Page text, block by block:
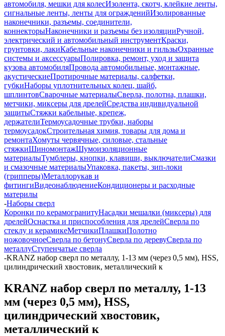
автомобиля, мешки для колесИзолента, скотч, клейкие ленты,
сигнальные ленты, ленты для огражденийИзолированные
наконечники, разъемы, соединители,
коннекторыНаконечники и разъемы без изоляцииРучной,
электрический и автомобильный инструментКраски,
грунтовки, лакиКабельные наконечники и гильзыОхранные
системы и аксессуарыПолировка, ремонт, уход и защита
кузова автомобиляПровода автомобильные, монтажные,
акустическиеПротирочные материалы, салфетки,
губкиНаборы уплотнительных колец, шайб,
шплинтовСварочные материалыСверла, полотна, плашки,
метчики, миксеры для дрелейСредства индивидуальной
защитыСтяжки кабельные, крепеж,
держателиТермоусадочные трубки, наборы
термоусадокСтроительная химия, товары для дома и
ремонтаХомуты червячные, силовые, стальные
стяжкиШиномонтажШумоизоляционные
материалыТумблеры, кнопки, клавиши, выключателиСмазки
и смазочные материалыУпаковка, пакеты, зип-локи
(грипперы)Металлорукав и
фитингиВидеонаблюдениеКондиционеры и расходные
материлы
-Наборы сверл
Коронки по керамогранитуНасадки мешалки (миксеры) для
дрелейОснастка и приспособления для дрелейСверла по
стеклу и керамикеМетчикиПлашкиПолотно
ножовочноеСверла по бетонуСверла по деревуСверла по
металлуСтупенчатые сверла
-KRANZ набор сверл по металлу, 1-13 мм (через 0,5 мм), HSS,
цилиндрический хвостовик, металлический к
KRANZ набор сверл по металлу, 1-13
мм (через 0,5 мм), HSS,
цилиндрический хвостовик,
металлический к